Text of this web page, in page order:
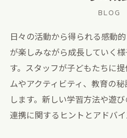
BLOG
日々の活動から得られる感動
が楽しみながら成長していく
す。スタッフが子どもたちに
ムやアクティビティ、教育の
します。新しい学習方法や遊
連携に関するヒントとアドバイ